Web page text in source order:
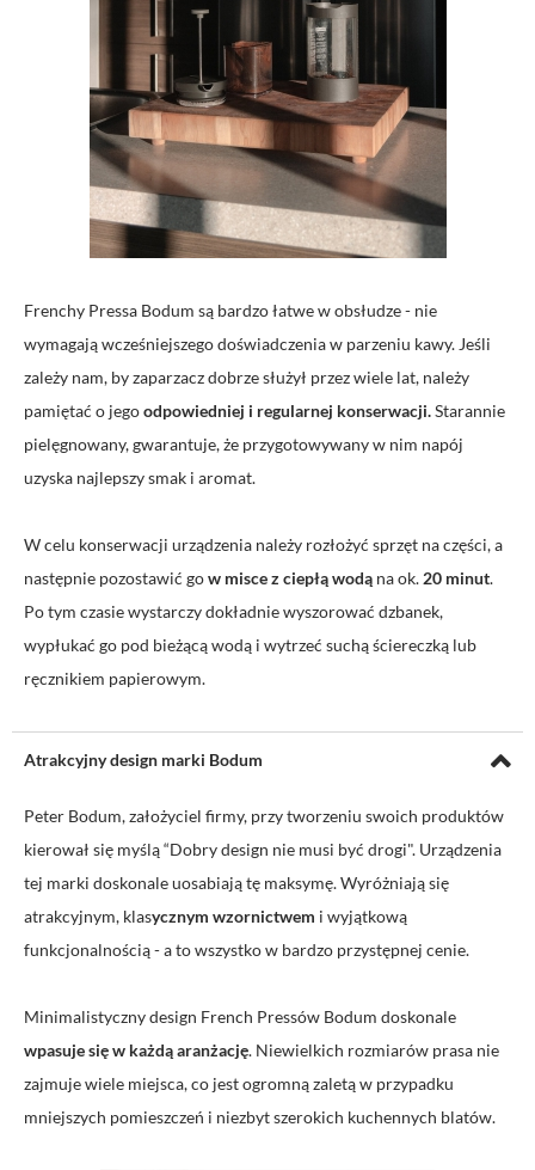
Frenchy Pressa Bodum są bardzo łatwe w obsłudze - nie
wymagają wcześniejszego doświadczenia w parzeniu kawy. Jeśli
zależy nam, by zaparzacz dobrze służył przez wiele lat, należy
pamiętać o jegoodpowiedniej i regularnej konserwacji.Starannie
pielęgnowany, gwarantuje, że przygotowywany w nim napój
uzyska najlepszy smak i aromat.
W celu konserwacji urządzenia należy rozłożyć sprzęt na części, a
następnie pozostawić gow misce z ciepłą wodą na ok. 20 minut.
Po tym czasie wystarczy dokładnie wyszorować dzbanek,
wypłukać go pod bieżącą wodą i wytrzeć suchą ściereczką lub
ręcznikiem papierowym.
Atrakcyjny design marki Bodum
Peter Bodum, założyciel firmy, przy tworzeniu swoich produktów
kierował się myślą “Dobry design nie musi być drogi". Urządzenia
tej marki doskonale uosabiają tę maksymę. Wyróżniają się
atrakcyjnym, klasycznym wzornictwem i wyjątkową
funkcjonalnością - a to wszystko w bardzo przystępnej cenie.
Minimalistyczny design French Pressów Bodum doskonale
wpasuje się w każdą aranżację. Niewielkich rozmiarów prasa nie
zajmuje wiele miejsca, co jest ogromną zaletą w przypadku
mniejszych pomieszczeń i niezbyt szerokich kuchennych blatów.